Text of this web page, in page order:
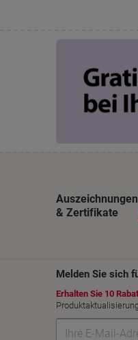
Auszeichnungen
& Zertifikate